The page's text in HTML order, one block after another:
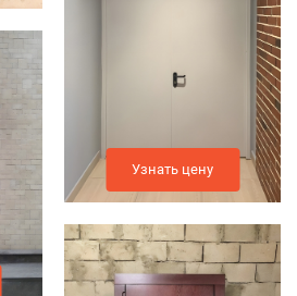
Узнать цену